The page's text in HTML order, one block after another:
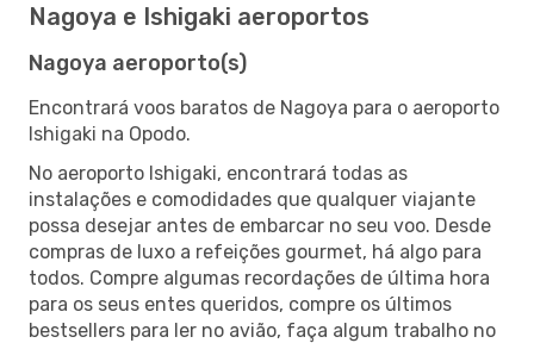
Nagoya e Ishigaki aeroportos
Nagoya aeroporto(s)
Encontrará voos baratos de Nagoya para o aeroporto
Ishigaki na Opodo.
No aeroporto Ishigaki, encontrará todas as
instalações e comodidades que qualquer viajante
possa desejar antes de embarcar no seu voo. Desde
compras de luxo a refeições gourmet, há algo para
todos. Compre algumas recordações de última hora
para os seus entes queridos, compre os últimos
bestsellers para ler no avião, faça algum trabalho no